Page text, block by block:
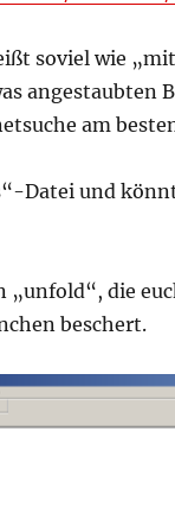
soviel wie
am
Datei und
die
beschert.